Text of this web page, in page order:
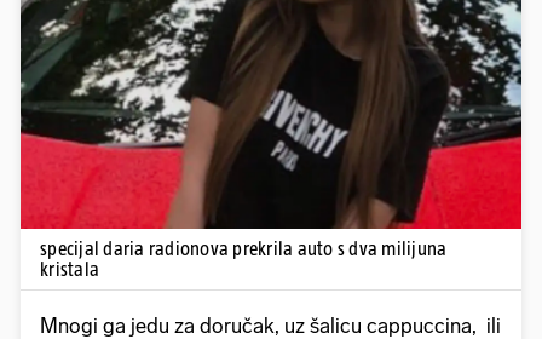
Pokretanje videa...
specijal daria radionova prekrila auto s dva milijuna
kristala
Mnogi ga jedu za doručak, uz šalicu cappuccina, ili